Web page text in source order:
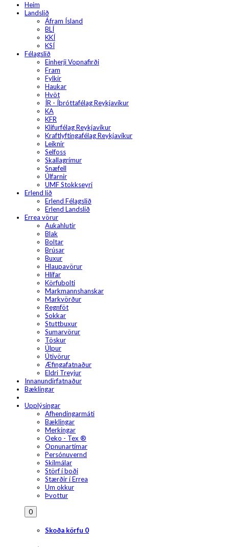
Heim
Landslið
Áfram Ísland
BLÍ
KKÍ
KSÍ
Félagslið
Einherji Vopnafirði
Fram
Fylkir
Haukar
Hvöt
ÍR - Íþróttafélag Reykjavíkur
KA
KFR
Klifurfélag Reykjavíkur
Kraftlyftingafélag Reykjavíkur
Leiknir
Selfoss
Skallagrímur
Snæfell
Úlfarnir
UMF Stokkseyri
Erlend lið
Erlend Félagslið
Erlend Landslið
Errea vörur
Aukahlutir
Blak
Boltar
Brúsar
Buxur
Hlaupavörur
Hlífar
Körfubolti
Markmannshanskar
Markvörður
Regnföt
Sokkar
Stuttbuxur
Sumarvörur
Töskur
Úlpur
Útivörur
Æfingafatnaður
Eldri Treyjur
Innanundirfatnaður
Bæklingar
Upplýsingar
Afhendingarmáti
Bæklingar
Merkingar
Oeko - Tex ®
Opnunartímar
Persónuvernd
Skilmálar
Störf í boði
Stærðir í Errea
Um okkur
Þvottur
0
Skoða körfu 0